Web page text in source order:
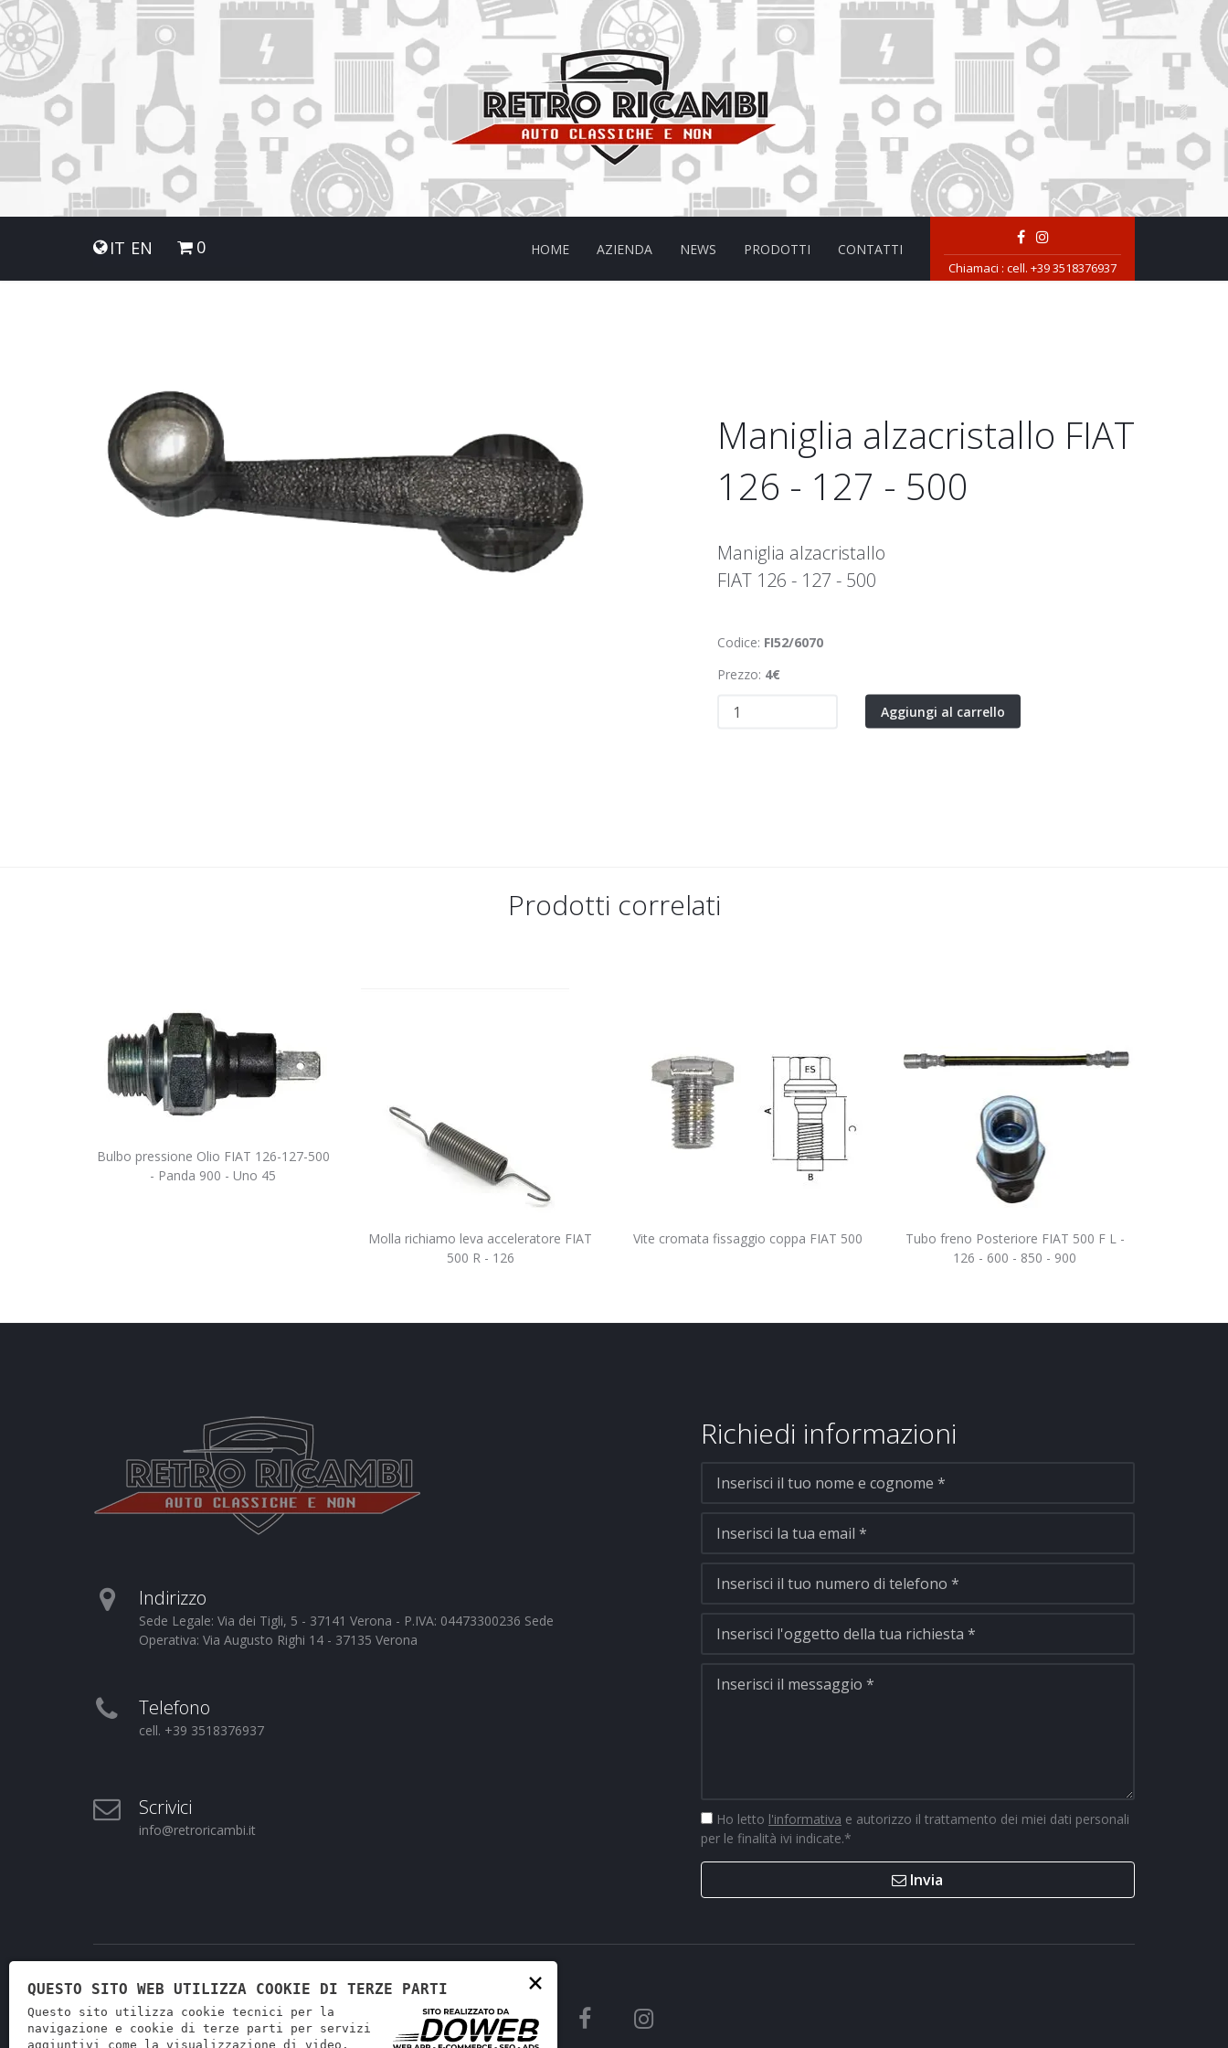
HOME AZIENDA NEWS PRODOTTI CONTATTI
Chiamaci : cell. +39 3518376937
IT EN 0
Maniglia alzacristallo FIAT
126 - 127 - 500
Maniglia alzacristallo
FIAT 126 - 127 - 500
Codice: FI52/6070
Prezzo: 4€
Aggiungi al carrello
Prodotti correlati
Bulbo pressione Olio FIAT 126-127-500
- Panda 900 - Uno 45
Molla richiamo leva acceleratore FIAT
500 R - 126
Vite cromata fissaggio coppa FIAT 500
Tubo freno Posteriore FIAT 500 F L -
126 - 600 - 850 - 900
Indirizzo
Sede Legale: Via dei Tigli, 5 - 37141 Verona - P.IVA: 04473300236 Sede
Operativa: Via Augusto Righi 14 - 37135 Verona
Telefono
cell. +39 3518376937
Scrivici
info@retroricambi.it
Richiedi informazioni
Ho letto l'informativa e autorizzo il trattamento dei miei dati personali
per le finalità ivi indicate.*
Invia
×
QUESTO SITO WEB UTILIZZA COOKIE DI TERZE PARTI
Questo sito utilizza cookie tecnici per la
navigazione e cookie di terze parti per servizi
aggiuntivi come la visualizzazione di video.